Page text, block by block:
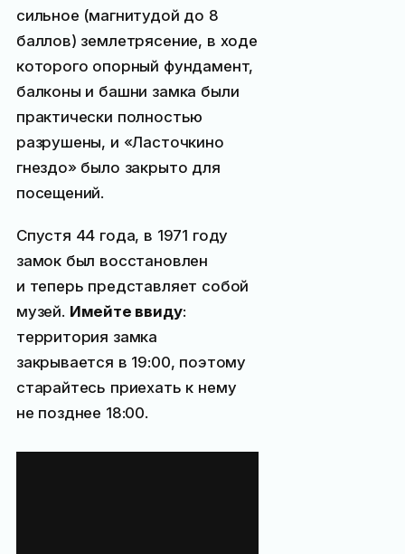
сильное (магнитудой до 8
баллов) землетрясение, в ходе
которого опорный фундамент,
балконы и башни замка были
практически полностью
разрушены, и «Ласточкино
гнездо» было закрыто для
посещений.
Спустя 44 года, в 1971 году
замок был восстановлен
и теперь представляет собой
музей. Имейте ввиду:
территория замка
закрывается в 19:00, поэтому
старайтесь приехать к нему
не позднее 18:00.